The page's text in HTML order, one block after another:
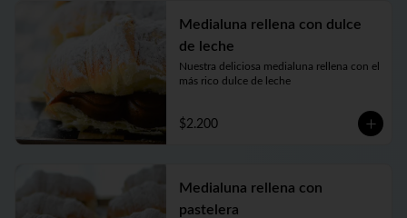
Medialuna rellena con dulce
de leche
Nuestra deliciosa medialuna rellena con el
más rico dulce de leche
$2.200
Medialuna rellena con
pastelera